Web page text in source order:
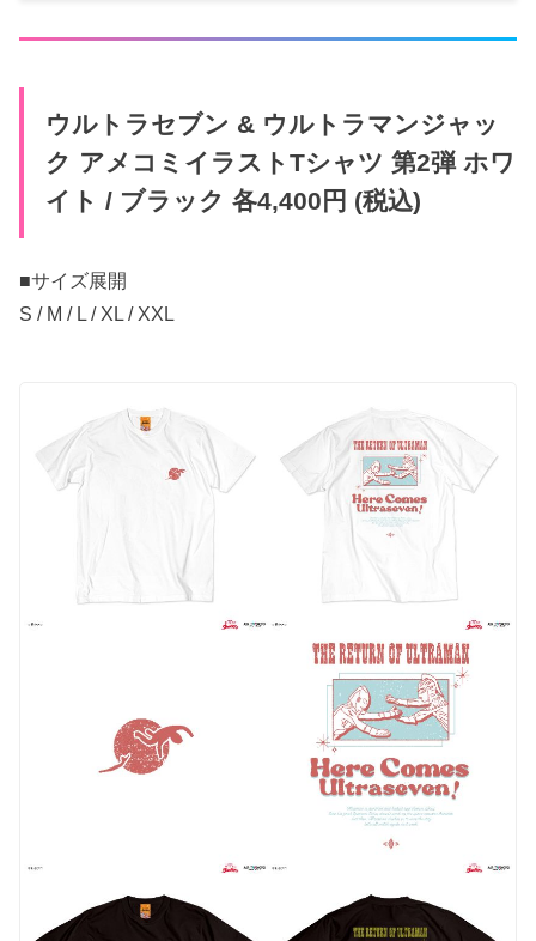
ウルトラセブン & ウルトラマンジャッ
ク アメコミイラストTシャツ 第2弾 ホワ
イト / ブラック 各4,400円 (税込)
■サイズ展開
S / M / L / XL / XXL